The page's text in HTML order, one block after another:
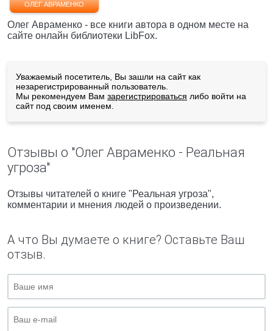
ОЛЕГ АВРАМЕНКО
Олег Авраменко - все книги автора в одном месте на
сайте онлайн библиотеки LibFox.
Уважаемый посетитель, Вы зашли на сайт как
незарегистрированный пользователь.
Мы рекомендуем Вам зарегистрироваться либо войти на
сайт под своим именем.
Отзывы о "Олег Авраменко - Реальная
угроза"
Отзывы читателей о книге "Реальная угроза",
комментарии и мнения людей о произведении.
А что Вы думаете о книге? Оставьте Ваш
отзыв.